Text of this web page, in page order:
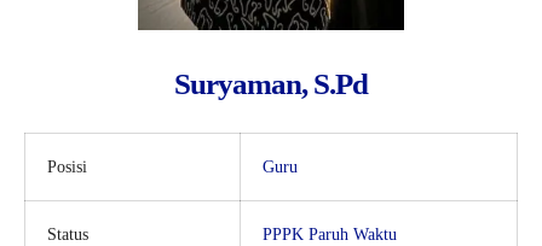
Suryaman, S.Pd
Posisi Guru
Status PPPK Paruh Waktu